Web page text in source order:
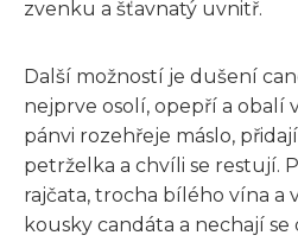
zvenku a šťavnatý uvnitř.
Další možností je dušení
nejprve osolí, opepří a obalí
pánvi rozehřeje máslo,
petrželka a chvíli se restují.
rajčata, trocha bílého vína a
kousky candáta a nechají se